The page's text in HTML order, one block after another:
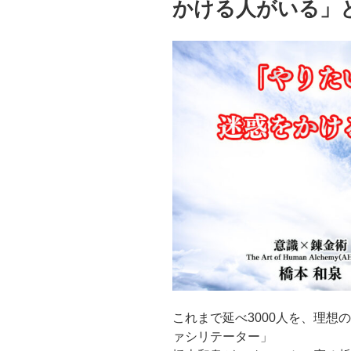
かける人がいる」
これまで延べ3000人を、理想
ァシリテーター」